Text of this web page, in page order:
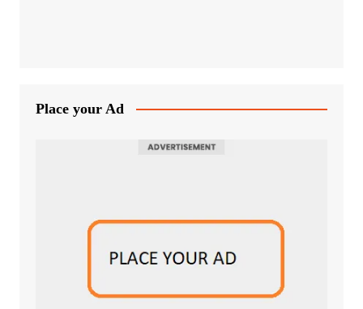
Place your Ad